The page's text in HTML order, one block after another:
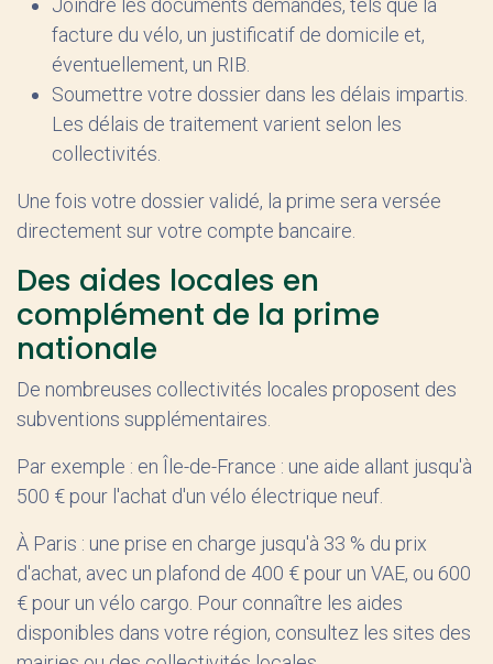
Joindre les documents demandés, tels que la
facture du vélo, un justificatif de domicile et,
éventuellement, un RIB.
Soumettre votre dossier dans les délais impartis.
Les délais de traitement varient selon les
collectivités.
Une fois votre dossier validé, la prime sera versée
directement sur votre compte bancaire.
Des aides locales en
complément de la prime
nationale
De nombreuses collectivités locales proposent des
subventions supplémentaires.
Par exemple : en Île-de-France : une aide allant jusqu'à
500 € pour l'achat d'un vélo électrique neuf.
À Paris : une prise en charge jusqu'à 33 % du prix
d'achat, avec un plafond de 400 € pour un VAE, ou 600
€ pour un vélo cargo. Pour connaître les aides
disponibles dans votre région, consultez les sites des